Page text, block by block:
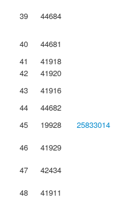
39 44684
40 44681
41
41918
42
41920
43
41916
44
44682
45
19928 25833014
46
41929
47
42434
48
41911